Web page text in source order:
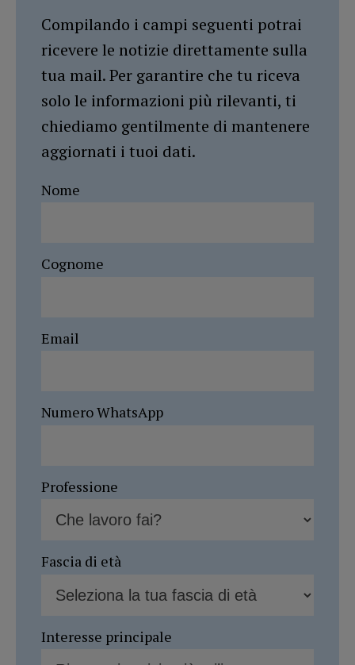
Compilando i campi seguenti potrai
ricevere le notizie direttamente sulla
tua mail. Per garantire che tu riceva
solo le informazioni più rilevanti, ti
chiediamo gentilmente di mantenere
aggiornati i tuoi dati.
Nome
Cognome
Email
Numero WhatsApp
Professione
Fascia di età
Interesse principale